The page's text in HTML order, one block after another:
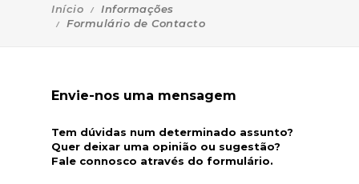
Início
Informações
Formulário de Contacto
Envie-nos uma mensagem
Tem dúvidas num determinado assunto?
Quer deixar uma opinião ou sugestão?
Fale connosco através do formulário.